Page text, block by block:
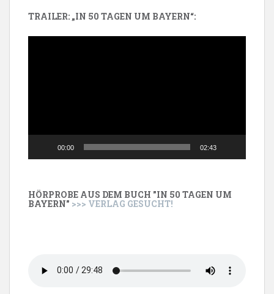
TRAILER: „IN 50 TAGEN UM BAYERN“:
00:00 02:43
HÖRPROBE AUS DEM BUCH "IN 50 TAGEN UM
BAYERN" >>> VERLAG GESUCHT!